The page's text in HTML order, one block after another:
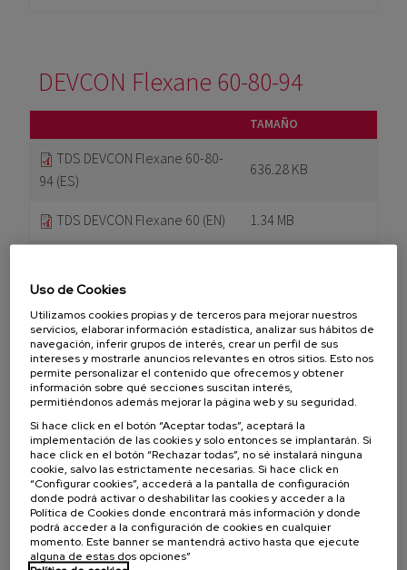
DEVCON Flexane 60-80-94
TAMAÑO
TDS DEVCON Flexane 60-80-
94 (ES)
636.28 KB
TDS DEVCON Flexane 60 (EN) 1.34 MB
TDS DEVCON Flexane 94 (EN)
DEVCON Flexane Alto
Rendimiento a Brocha
TAMAÑO
TDS DEVCON Flexane Alto
Rendimiento a Brocha (ES)
639.75 KB
TDS DEVCON Flexane High
Uso de Cookies
Utilizamos cookies propias y de terceros para mejorar nuestros
servicios, elaborar información estadística, analizar sus hábitos de
navegación, inferir grupos de interés, crear un perfil de sus
intereses y mostrarle anuncios relevantes en otros sitios. Esto nos
permite personalizar el contenido que ofrecemos y obtener
información sobre qué secciones suscitan interés,
permitiéndonos además mejorar la página web y su seguridad.
Si hace click en el botón “Aceptar todas”, aceptará la
implementación de las cookies y solo entonces se implantarán. Si
hace click en el botón “Rechazar todas”, no sé instalará ninguna
cookie, salvo las estrictamente necesarias. Si hace click en
“Configurar cookies”, accederá a la pantalla de configuración
donde podrá activar o deshabilitar las cookies y acceder a la
Política de Cookies donde encontrará más información y donde
podrá acceder a la configuración de cookies en cualquier
momento. Este banner se mantendrá activo hasta que ejecute
alguna de estas dos opciones”